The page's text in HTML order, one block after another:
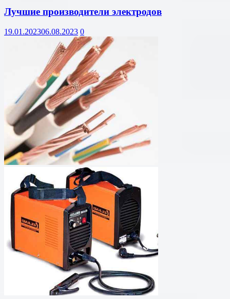
Лучшие производители электродов
19.01.202306.08.2023 0